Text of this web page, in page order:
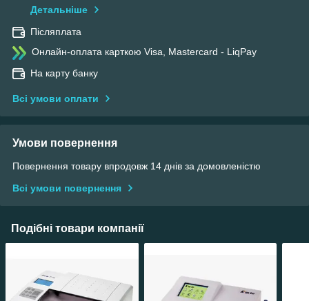
Детальніше
Післяплата
Онлайн-оплата карткою Visa, Mastercard - LiqPay
На карту банку
Всі умови оплати
Умови повернення
Повернення товару впродовж 14 днів за домовленістю
Всі умови повернення
Подібні товари компанії